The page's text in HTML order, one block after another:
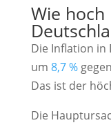
Wie
Die Inflation in
um 8,7 %
Das ist der
Die